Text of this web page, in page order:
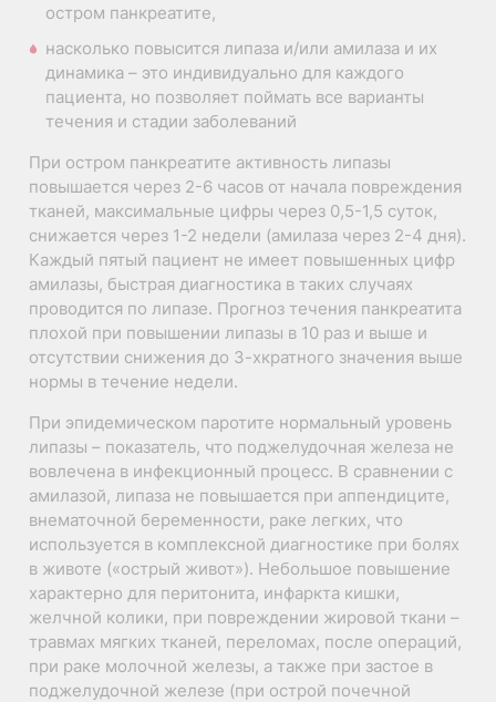
остром панкреатите,
насколько повысится липаза и/или амилаза и их
динамика – это индивидуально для каждого
пациента, но позволяет поймать все варианты
течения и стадии заболеваний
При остром панкреатите активность липазы
повышается через 2-6 часов от начала повреждения
тканей, максимальные цифры через 0,5-1,5 суток,
снижается через 1-2 недели (амилаза через 2-4 дня).
Каждый пятый пациент не имеет повышенных цифр
амилазы, быстрая диагностика в таких случаях
проводится по липазе. Прогноз течения панкреатита
плохой при повышении липазы в 10 раз и выше и
отсутствии снижения до 3-хкратного значения выше
нормы в течение недели.
При эпидемическом паротите нормальный уровень
липазы – показатель, что поджелудочная железа не
вовлечена в инфекционный процесс. В сравнении с
амилазой, липаза не повышается при аппендиците,
внематочной беременности, раке легких, что
используется в комплексной диагностике при болях
в животе («острый живот»). Небольшое повышение
характерно для перитонита, инфаркта кишки,
желчной колики, при повреждении жировой ткани –
травмах мягких тканей, переломах, после операций,
при раке молочной железы, а также при застое в
поджелудочной железе (при острой почечной